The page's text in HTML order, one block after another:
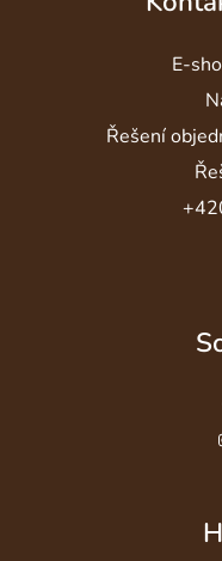
E-
Řešení